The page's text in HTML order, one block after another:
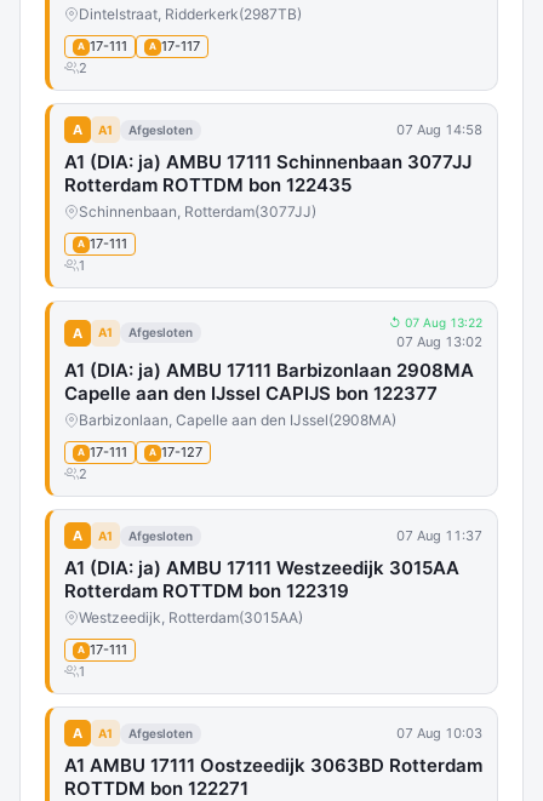
Dintelstraat, Ridderkerk(2987TB)
A 17-111 A 17-117
2
A A1 Afgesloten 07 Aug 14:58
A1 (DIA: ja) AMBU 17111 Schinnenbaan 3077JJ
Rotterdam ROTTDM bon 122435
Schinnenbaan, Rotterdam(3077JJ)
A 17-111
1
A A1 Afgesloten
↺ 07 Aug 13:22
07 Aug 13:02
A1 (DIA: ja) AMBU 17111 Barbizonlaan 2908MA
Capelle aan den IJssel CAPIJS bon 122377
Barbizonlaan, Capelle aan den IJssel(2908MA)
A 17-111 A 17-127
2
A A1 Afgesloten 07 Aug 11:37
A1 (DIA: ja) AMBU 17111 Westzeedijk 3015AA
Rotterdam ROTTDM bon 122319
Westzeedijk, Rotterdam(3015AA)
A 17-111
1
A A1 Afgesloten 07 Aug 10:03
A1 AMBU 17111 Oostzeedijk 3063BD Rotterdam
ROTTDM bon 122271